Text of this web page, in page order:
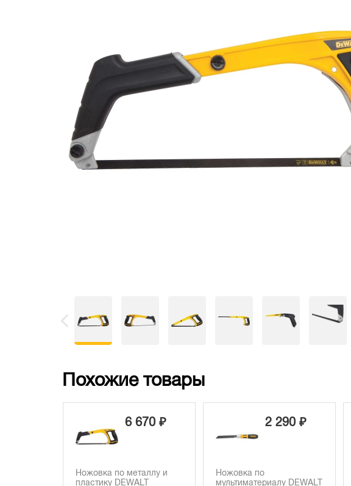
Похожие товары
6 670 ₽
Ножовка по металлу и
пластику DEWALT
2 290 ₽
Ножовка по
мультиматериалу DEWALT